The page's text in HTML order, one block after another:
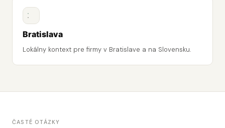
Bratislava
Lokálny kontext pre firmy v Bratislave a na Slovensku.
ČASTÉ OTÁZKY